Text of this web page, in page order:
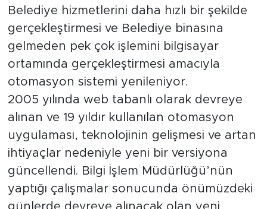
Belediye hizmetlerini daha hızlı bir şekilde
gerçekleştirmesi ve Belediye binasına
gelmeden pek çok işlemini bilgisayar
ortamında gerçekleştirmesi amacıyla
otomasyon sistemi yenileniyor.
2005 yılında web tabanlı olarak devreye
alınan ve 19 yıldır kullanılan otomasyon
uygulaması, teknolojinin gelişmesi ve artan
ihtiyaçlar nedeniyle yeni bir versiyona
güncellendi. Bilgi İşlem Müdürlüğü’nün
yaptığı çalışmalar sonucunda önümüzdeki